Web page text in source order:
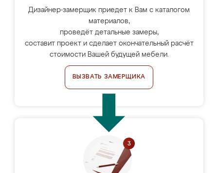
Дизайнер-замерщик приедет к Вам с каталогом
материалов,
проведёт детальные замеры,
составит проект и сделает окончательный расчёт
стоимости Вашей будущей мебели.
ВЫЗВАТЬ ЗАМЕРЩИКА